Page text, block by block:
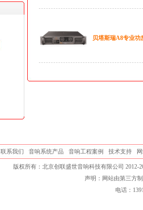
贝塔斯瑞A8专业功
联系我们 音响系统产品 音响工程案例 技术支持
版权所有：北京创联盛世音响科技有限公司 2012-
声明：网站由第三方
电话：